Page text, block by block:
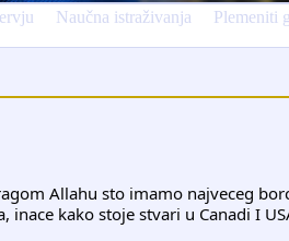
Naučna istraživanja Plemeniti
Allahu sto imamo najveceg
inace kako stoje stvari u Canadi I